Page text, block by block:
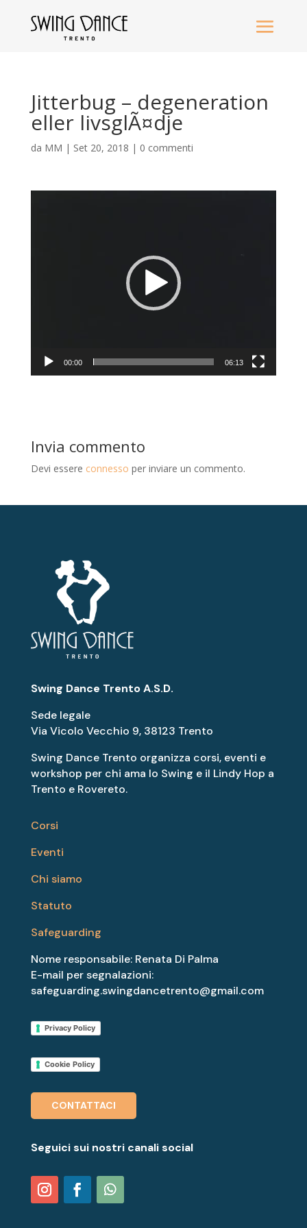
Jitterbug – degeneration
eller livsglÃ¤dje
da MM | Set 20, 2018 | 0 commenti
00:00 06:13
Invia commento
Devi essere connesso per inviare un commento.
Swing Dance Trento A.S.D.
Sede legale
Via Vicolo Vecchio 9, 38123 Trento
Swing Dance Trento organizza corsi, eventi e
workshop per chi ama lo Swing e il Lindy Hop a
Trento e Rovereto.
Corsi
Eventi
Chi siamo
Statuto
Safeguarding
Nome responsabile: Renata Di Palma
E-mail per segnalazioni:
safeguarding.swingdancetrento@gmail.com
Privacy Policy
Cookie Policy
CONTATTACI
Seguici sui nostri canali social